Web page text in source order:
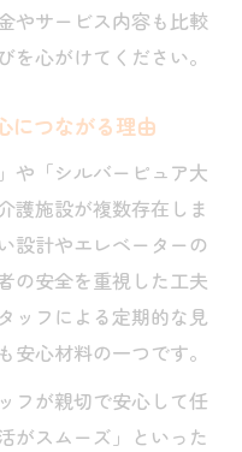
やサービス内容も比較
を心がけてください。
につながる理由
や「シルバーピュア大
護施設が複数存在しま
設計やエレベーターの
の安全を重視した工夫
ッフによる定期的な見
心材料の一つです。
フが親切で安心して任
がスムーズ」といった